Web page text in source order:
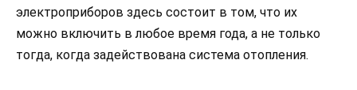
электроприборов здесь состоит в том, что их
можно включить в любое время года, а не только
тогда, когда задействована система отопления.